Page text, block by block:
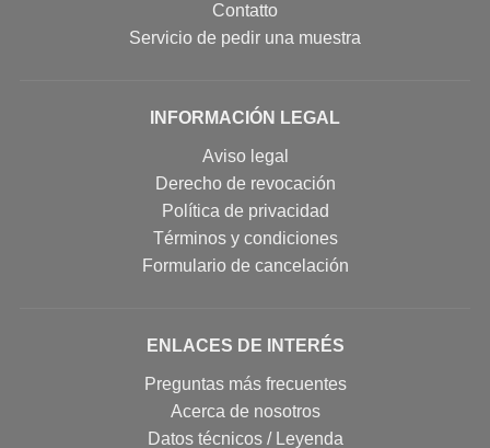
Contatto
Servicio de pedir una muestra
INFORMACIÓN LEGAL
Aviso legal
Derecho de revocación
Política de privacidad
Términos y condiciones
Formulario de cancelación
ENLACES DE INTERÉS
Preguntas más frecuentes
Acerca de nosotros
Datos técnicos / Leyenda